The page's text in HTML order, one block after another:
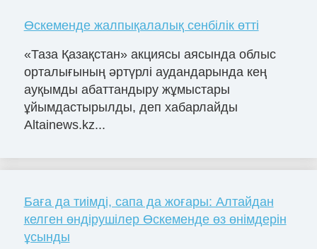
Өскеменде жалпықалалық сенбілік өтті
«Таза Қазақстан» акциясы аясында облыс
орталығының әртүрлі аудандарында кең
ауқымды абаттандыру жұмыстары
ұйымдастырылды, деп хабарлайды
Altainews.kz...
Баға да тиімді, сапа да жоғары: Алтайдан
келген өндірушілер Өскеменде өз өнімдерін
ұсынды